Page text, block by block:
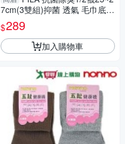
7cm(3雙組)抑菌 透氣 毛巾底
足底加厚 運動 健康襪 百搭 短
襪 襪子【愛買】
$289
加入購物車